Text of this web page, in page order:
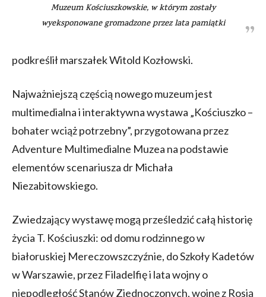
Muzeum Kościuszkowskie, w którym zostały
wyeksponowane gromadzone przez lata pamiątki
podkreślił marszałek Witold Kozłowski.
Najważniejszą częścią nowego muzeum jest
multimedialna i interaktywna wystawa „Kościuszko –
bohater wciąż potrzebny”, przygotowana przez
Adventure Multimedialne Muzea na podstawie
elementów scenariusza dr Michała
Niezabitowskiego.
Zwiedzający wystawę mogą prześledzić całą historię
życia T. Kościuszki: od domu rodzinnego w
białoruskiej Mereczowszczyźnie, do Szkoły Kadetów
w Warszawie, przez Filadelfię i lata wojny o
niepodległość Stanów Zjednoczonych, wojnę z Rosją